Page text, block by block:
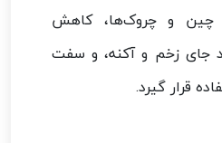
چین و چروک‌ها، کاهش
جای زخم و آکنه، و سفت
قرار گیرد.